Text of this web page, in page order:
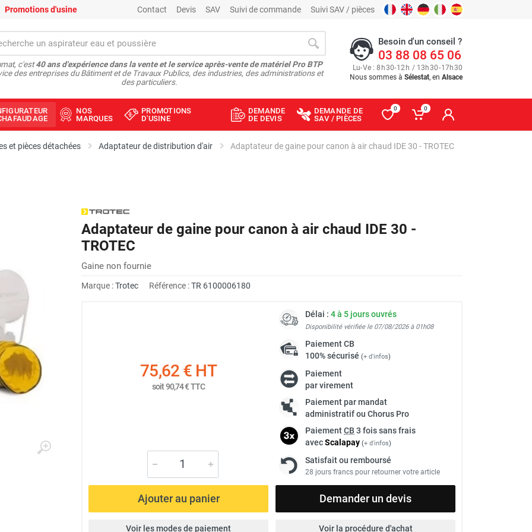
Promotions d'usine Contact Devis SAV Suivi de commande Suivi SAV / pièces
c'est40 ans d'expérience dans la vente et le service après-vente de matériel Pro BTP
des entreprises du Bâtiment et de Travaux Publics, des industries, des administrations et
des particuliers.
Besoin d'un conseil ?
03 88 08 65 06
Lu-Ve : 8h30-12h / 13h30-17h30
Nous sommes à Sélestat, en Alsace
NOS
MARQUES
PROMOTIONS
D'USINE
DEMANDE
DE DEVIS
DEMANDE DE
SAV / PIÈCES
0 0
et pièces détachées Adaptateur de distribution d'air Adaptateur de gaine pour canon à air chaud IDE 30 - TROTEC
Adaptateur de gaine pour canon à air chaud IDE 30 -
TROTEC
Gaine non fournie
Marque :Trotec Référence :TR 6100006180
75,62 € HT
soit90,74 €TTC
Délai : 4 à 5 jours ouvrés
Disponibilité vérifiée le 07/08/2026 à 01h08
PaiementCB
100% sécurisé (+ d'infos)
Paiement
par virement
Paiement par mandat
administratif ou Chorus Pro
PaiementCB 3 fois sans frais
avecScalapay (+ d'infos)
Satisfait ou remboursé
28 jours francs pour retourner votre article
Ajouter au panier Demander un devis
Voir les modes de paiement Voir la procédure d'achat